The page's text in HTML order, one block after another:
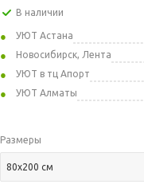
В наличии
УЮТ Астана
Новосибирск, Лента
УЮТ в тц Апорт
УЮТ Алматы
Размеры
80x200 см